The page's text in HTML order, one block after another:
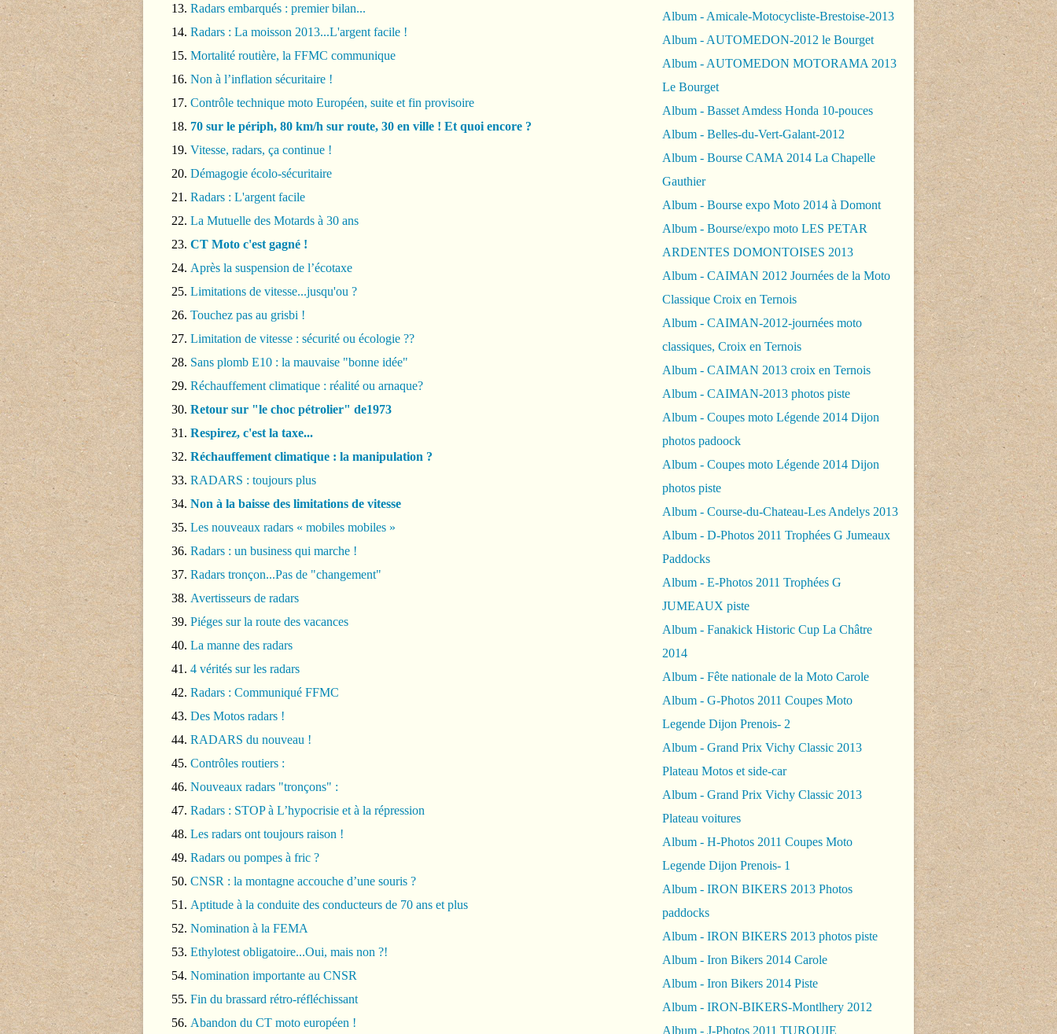
Radars embarqués : premier bilan...
Radars : La moisson 2013...L'argent facile !
Mortalité routière, la FFMC communique
Non à l’inflation sécuritaire !
Contrôle technique moto Européen, suite et fin provisoire
70 sur le périph, 80 km/h sur route, 30 en ville ! Et quoi encore ?
Vitesse, radars, ça continue !
Démagogie écolo-sécuritaire
Radars : L'argent facile
La Mutuelle des Motards à 30 ans
CT Moto c'est gagné !
Après la suspension de l’écotaxe
Limitations de vitesse...jusqu'ou ?
Touchez pas au grisbi !
Limitation de vitesse : sécurité ou écologie ??
Sans plomb E10 : la mauvaise "bonne idée"
Réchauffement climatique : réalité ou arnaque?
Retour sur "le choc pétrolier" de1973
Respirez, c'est la taxe...
Réchauffement climatique : la manipulation ?
RADARS : toujours plus
Non à la baisse des limitations de vitesse
Les nouveaux radars « mobiles mobiles »
Radars : un business qui marche !
Radars tronçon...Pas de "changement"
Avertisseurs de radars
Piéges sur la route des vacances
La manne des radars
4 vérités sur les radars
Radars : Communiqué FFMC
Des Motos radars !
RADARS du nouveau !
Contrôles routiers :
Nouveaux radars "tronçons" :
Radars : STOP à L’hypocrisie et à la répression
Les radars ont toujours raison !
Radars ou pompes à fric ?
CNSR : la montagne accouche d’une souris ?
Aptitude à la conduite des conducteurs de 70 ans et plus
Nomination à la FEMA
Ethylotest obligatoire...Oui, mais non ?!
Nomination importante au CNSR
Fin du brassard rétro-réfléchissant
Abandon du CT moto européen !
Album - Amicale-Motocycliste-Brestoise-2013
Album - AUTOMEDON-2012 le Bourget
Album - AUTOMEDON MOTORAMA 2013
Le Bourget
Album - Basset Amdess Honda 10-pouces
Album - Belles-du-Vert-Galant-2012
Album - Bourse CAMA 2014 La Chapelle
Gauthier
Album - Bourse expo Moto 2014 à Domont
Album - Bourse/expo moto LES PETAR
ARDENTES DOMONTOISES 2013
Album - CAIMAN 2012 Journées de la Moto
Classique Croix en Ternois
Album - CAIMAN-2012-journées moto
classiques, Croix en Ternois
Album - CAIMAN 2013 croix en Ternois
Album - CAIMAN-2013 photos piste
Album - Coupes moto Légende 2014 Dijon
photos padoock
Album - Coupes moto Légende 2014 Dijon
photos piste
Album - Course-du-Chateau-Les Andelys 2013
Album - D-Photos 2011 Trophées G Jumeaux
Paddocks
Album - E-Photos 2011 Trophées G
JUMEAUX piste
Album - Fanakick Historic Cup La Châtre
2014
Album - Fête nationale de la Moto Carole
Album - G-Photos 2011 Coupes Moto
Legende Dijon Prenois- 2
Album - Grand Prix Vichy Classic 2013
Plateau Motos et side-car
Album - Grand Prix Vichy Classic 2013
Plateau voitures
Album - H-Photos 2011 Coupes Moto
Legende Dijon Prenois- 1
Album - IRON BIKERS 2013 Photos
paddocks
Album - IRON BIKERS 2013 photos piste
Album - Iron Bikers 2014 Carole
Album - Iron Bikers 2014 Piste
Album - IRON-BIKERS-Montlhery 2012
Album - J-Photos 2011 TURQUIE